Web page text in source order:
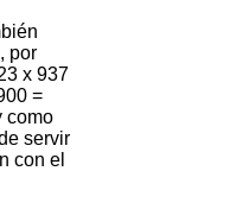
por
x 937
=
como
servir
con el